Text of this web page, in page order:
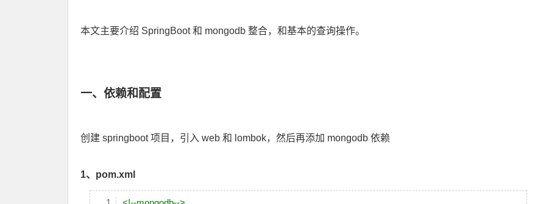
本文主要介绍 SpringBoot 和 mongodb 整合，和基本的查询操作。
一、依赖和配置
创建 springboot 项目，引入 web 和 lombok，然后再添加 mongodb 依赖
1、pom.xml